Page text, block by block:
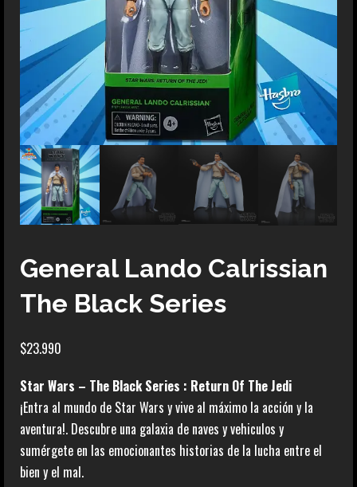
General Lando Calrissian
The Black Series
$23.990
Star Wars – The Black Series : Return Of The Jedi
¡Entra al mundo de Star Wars y vive al máximo la acción y la
aventura!. Descubre una galaxia de naves y vehiculos y
sumérgete en las emocionantes historias de la lucha entre el
bien y el mal.